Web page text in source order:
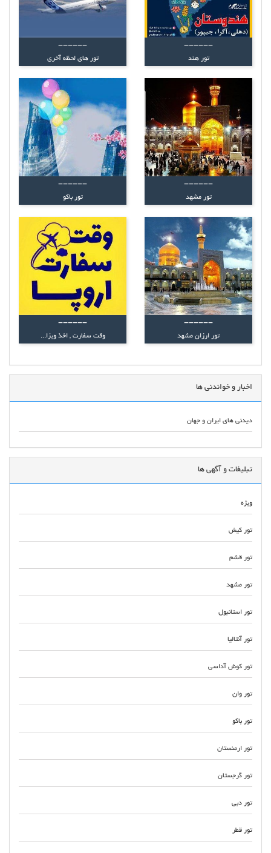
------
تور هند
------
تور های لحظه آخری
------
تور مشهد
------
تور باکو
------
تور ارزان مشهد
------
وقت سفارت , اخذ ویزا...
اخبار و خواندنی ها
دیدنی های ایران و جهان
تبلیغات و آگهی ها
ویژه
تور کیش
تور قشم
تور مشهد
تور استانبول
تور آنتالیا
تور کوش آداسی
تور وان
تور باکو
تور ارمنستان
تور گرجستان
تور دبی
تور قطر